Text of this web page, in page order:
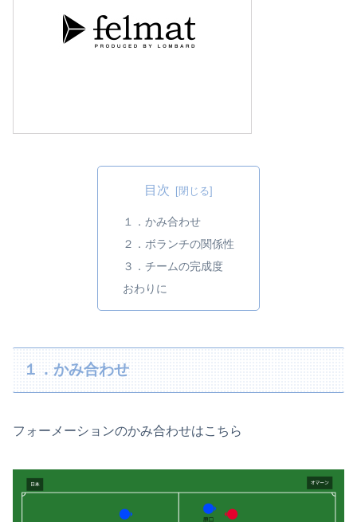
目次
１．かみ合わせ
２．ボランチの関係性
３．チームの完成度
おわりに
１．かみ合わせ
フォーメーションのかみ合わせはこちら